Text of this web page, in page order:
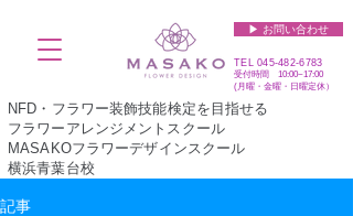
▶︎ お問い合わせ
TEL045-482-6783
受付時間 10:00~17:00​​​
(​月曜・金曜・日曜定休）
NFD・フラワー装飾技能検定を目指せる
フラワーアレンジメントスクール
MASAKOフラワーデザインスクール
横浜青葉台校
記事